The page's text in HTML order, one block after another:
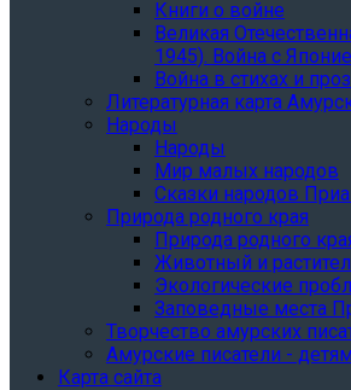
Книги о войне
Великая
1945). Война с
Война в стихах и
Литературная карта
Народы
Народы
Мир малых народов
Сказки народов
Природа родного края
Природа родного
Животный и
Экологические
Заповедные места
Творчество амурских
Амурские писатели - детям
Карта сайта